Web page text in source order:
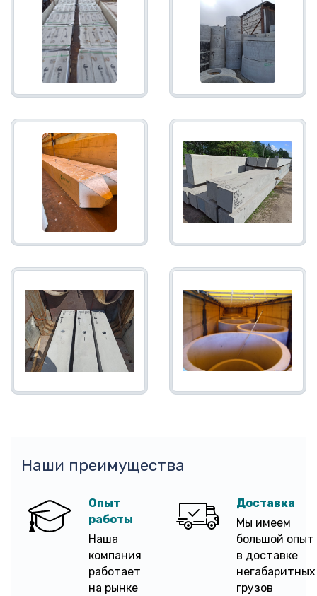
Наши преимущества
Опыт
работы
Наша
компания
работает
на рынке
Доставка
Мы имеем
большой опыт
в доставке
негабаритных
грузов